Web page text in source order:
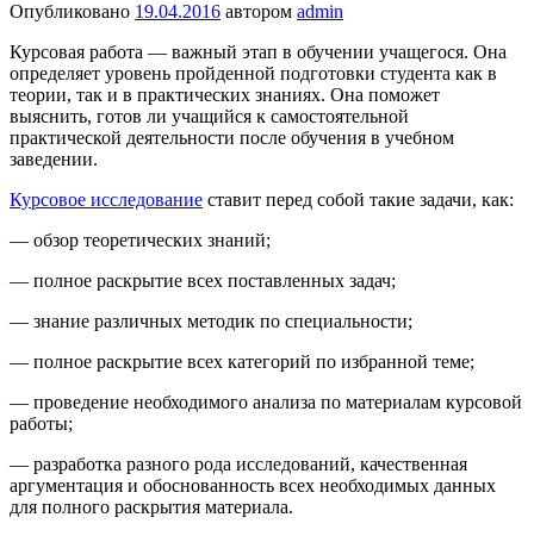
Опубликовано 19.04.2016 автором admin
Курсовая работа — важный этап в обучении учащегося. Она
определяет уровень пройденной подготовки студента как в
теории, так и в практических знаниях. Она поможет
выяснить, готов ли учащийся к самостоятельной
практической деятельности после обучения в учебном
заведении.
Курсовое исследование ставит перед собой такие задачи, как:
— обзор теоретических знаний;
— полное раскрытие всех поставленных задач;
— знание различных методик по специальности;
— полное раскрытие всех категорий по избранной теме;
— проведение необходимого анализа по материалам курсовой
работы;
— разработка разного рода исследований, качественная
аргументация и обоснованность всех необходимых данных
для полного раскрытия материала.